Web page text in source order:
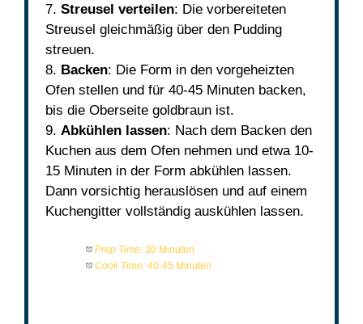
7.Streusel verteilen: Die vorbereiteten
Streusel gleichmäßig über den Pudding
streuen.
8. Backen: Die Form in den vorgeheizten
Ofen stellen und für 40-45 Minuten backen,
bis die Oberseite goldbraun ist.
9. Abkühlen lassen: Nach dem Backen den
Kuchen aus dem Ofen nehmen und etwa 10-
15 Minuten in der Form abkühlen lassen.
Dann vorsichtig herauslösen und auf einem
Kuchengitter vollständig auskühlen lassen.
Prep Time: 30 Minuten
Cook Time: 40-45 Minuten